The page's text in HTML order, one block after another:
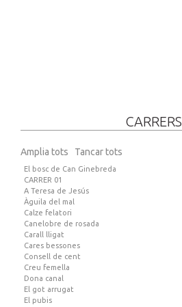
CARRERS
Amplia tots Tancar tots
El bosc de Can Ginebreda
CARRER 01
A Teresa de Jesús
Àguila del mal
Calze felatori
Canelobre de rosada
Carall lligat
Cares bessones
Consell de cent
Creu femella
Dona canal
El got arrugat
El pubis